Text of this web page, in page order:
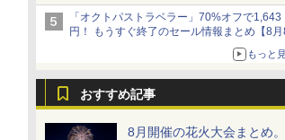
当選無効分
「オクトパストラベラー」70%オフで1,643
円！ もうすぐ終了のセール情報まとめ【8月
ニンテンドーeショップでは「大神 絶景版
もっと
おすすめ記事
8月開催の花火大会まとめ。